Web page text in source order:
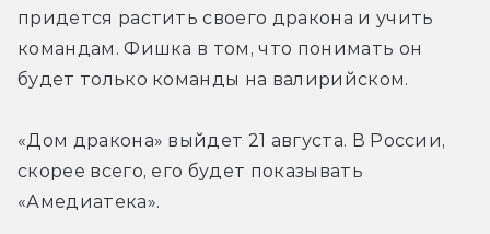
придется растить своего дракона и учить
командам. Фишка в том, что понимать он
будет только команды на валирийском.
«Дом дракона» выйдет 21 августа. В России,
скорее всего, его будет показывать
«Амедиатека».